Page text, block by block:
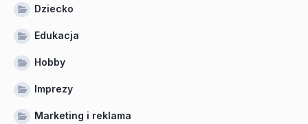
Dziecko
Edukacja
Hobby
Imprezy
Marketing i reklama